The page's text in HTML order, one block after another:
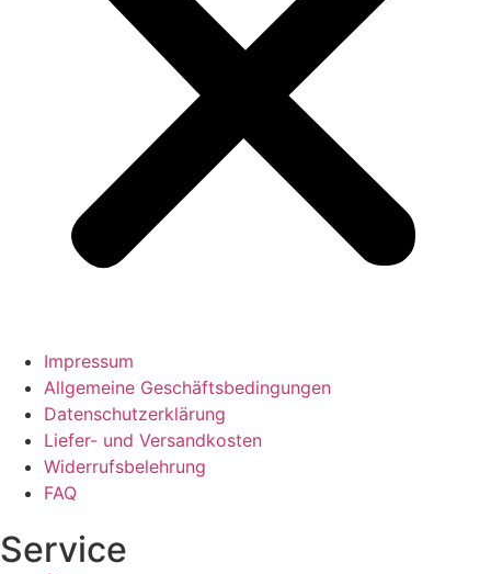
Impressum
Allgemeine Geschäftsbedingungen
Datenschutzerklärung
Liefer- und Versandkosten
Widerrufsbelehrung
FAQ
Service